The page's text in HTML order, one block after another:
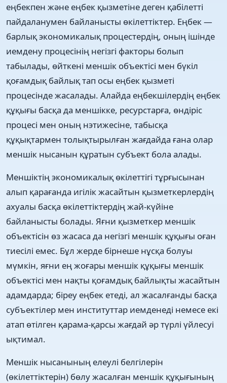
еңбекпен және еңбек қызметіне деген қабілетті
пайдаланумен байланысты өкілеттіктер. Еңбек —
барлық экономикалық процестердің, оның ішінде
иемдену процесінің негізгі факторы болып
табылады, өйткені меншік объектісі мен бүкіл
қоғамдық байлық тап осы еңбек қызметі
процесінде жасалады. Алайда еңбекшілердің еңбек
құқығы басқа да меншікке, ресурстарға, өндіріс
процесі мен оның нэтижесіне, табысқа
құқықтармен толықтырылған жағдайда ғана олар
меншік нысанын құратын субъект бола алады.
Меншіктің экономикалық өкілеттігі тұрғысынан
алып қарағанда игілік жасайтын қызметкерлердің
ахуалы басқа өкілеттіктердің жай-күйіне
байланысты болады. Яғни қызметкер меншік
объектісін өз жасаса да негізгі меншік құқығы оған
тиесілі емес. Бұл жерде бірнеше нұсқа болуы
мүмкін, яғни ең жоғары меншік құқығы меншік
объектісі мен нақты қоғамдық байлықты жасайтын
адамдарда; біреу еңбек етеді, ал жасалғанды басқа
субъектілер мен институттар иемденеді немесе екі
атап өтілген қарама-қарсы жағдай әр түрлі үйлесуі
ықтимал.
Меншік нысанының елеулі белгілерін
(өкілеттіктерін) бөлу жасалған меншік құқығының